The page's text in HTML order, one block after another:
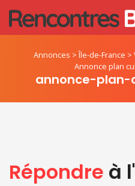
Annonces >Île-de-France >
Annonce plan
annonce-
Répondre à